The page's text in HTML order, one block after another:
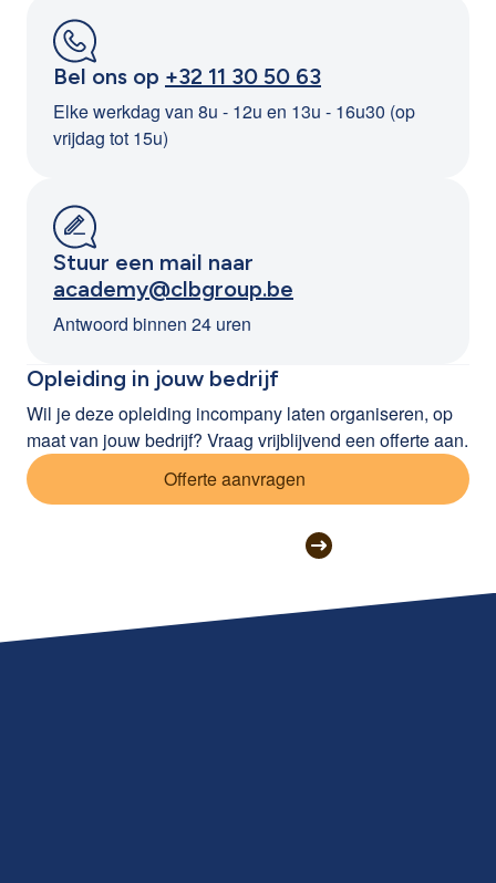
Bel ons op +32 11 30 50 63
Elke werkdag van 8u - 12u en 13u - 16u30 (op
vrijdag tot 15u)
Stuur een mail naar
academy@clbgroup.be
Antwoord binnen 24 uren
Opleiding in jouw bedrijf
Wil je deze opleiding incompany laten organiseren, op
maat van jouw bedrijf? Vraag vrijblijvend een offerte aan.
Offerte aanvragen